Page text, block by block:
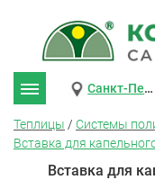
Санкт-Петербург
Теплицы / Системы
Вставка для
Вставка для